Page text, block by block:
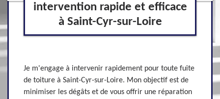
intervention rapide et efficace
à Saint-Cyr-sur-Loire
Je m'engage à intervenir rapidement pour toute fuite
de toiture à Saint-Cyr-sur-Loire. Mon objectif est de
minimiser les dégâts et de vous offrir une réparation